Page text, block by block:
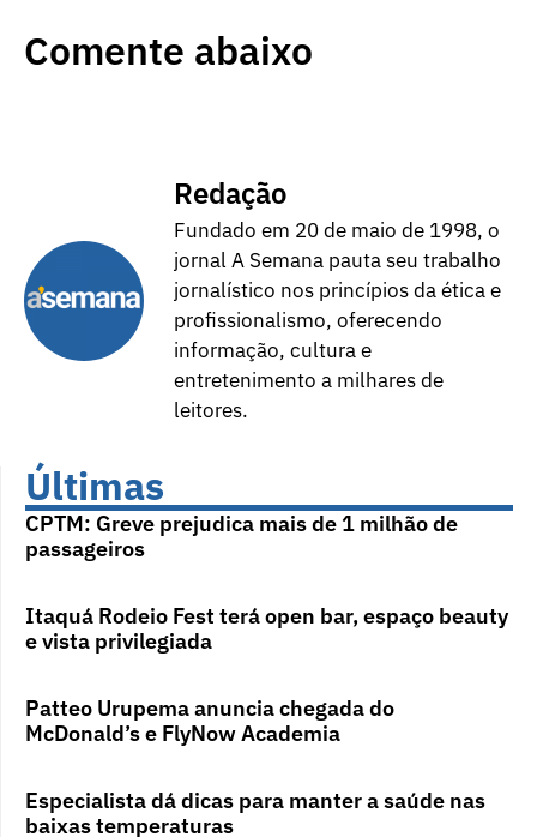
Comente abaixo
Redação
Fundado em 20 de maio de 1998, o
jornal A Semana pauta seu trabalho
jornalístico nos princípios da ética e
profissionalismo, oferecendo
informação, cultura e
entretenimento a milhares de
leitores.
Últimas
CPTM: Greve prejudica mais de 1 milhão de
passageiros
Itaquá Rodeio Fest terá open bar, espaço beauty
e vista privilegiada
Patteo Urupema anuncia chegada do
McDonald’s e FlyNow Academia
Especialista dá dicas para manter a saúde nas
baixas temperaturas